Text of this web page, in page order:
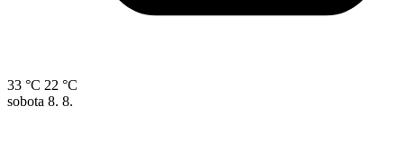
33 °C 22 °C
sobota 8. 8.